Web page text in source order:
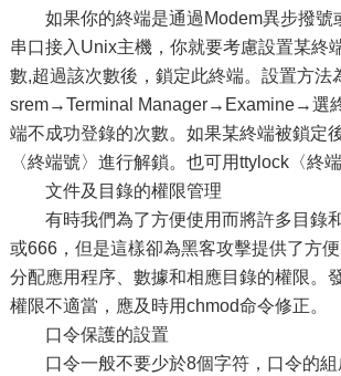
如果你的終端是通過Modem異步撥號
串口接入Unix主機，你就要考慮設置某終
數,超過該次數後，鎖定此終端。設置方
srem→Terminal Manager→Examine→選
端不成功登錄的次數。如果某終端被鎖定
〈終端號〉進行解鎖。也可用ttylock〈終
文件及目錄的權限管理
有時我們為了方便使用而將許多目錄
或666，但是這樣卻為黑客攻擊提供了方
分配應用程序、數據和相應目錄的權限。
權限不適當，應及時用chmod命令修正。
口令保護的設置
口令一般不要少於8個字符，口令的組